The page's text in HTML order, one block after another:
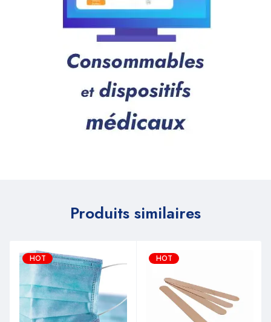
Produits similaires
HOT HOT